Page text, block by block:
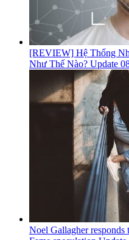
[REVIEW] Hệ Thống
Như Thế Nào? Update
Noel Gallagher